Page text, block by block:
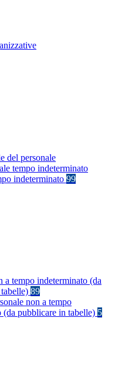
del personale
tempo indeterminato
indeterminato 99
a tempo indeterminato (da
89
non a tempo
(da pubblicare in tabelle) 5